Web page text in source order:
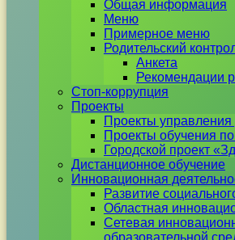
Общая информация
Меню
Примерное меню
Родительский
Анкета
Рекомендации
Стоп-коррупция
Проекты
Проекты
Проекты обучения
Городской проект
Дистанционное обучение
Инновационная
Развитие
Областная
Сетевая
образовательной